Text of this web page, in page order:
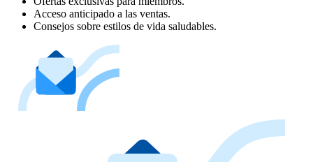
Acceso anticipado a las ventas.
Consejos sobre estilos de vida saludables.